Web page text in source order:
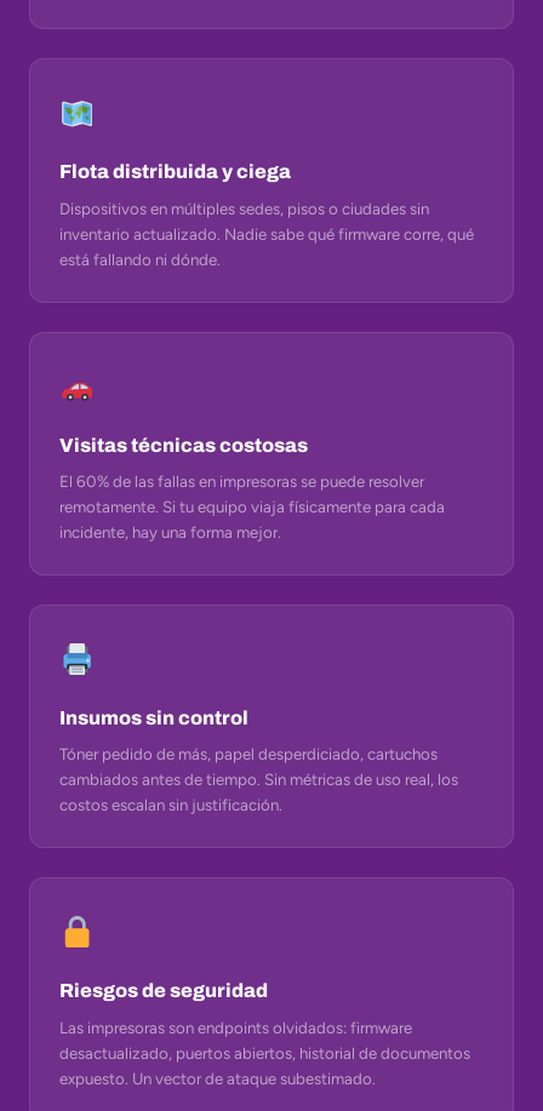
Flota distribuida y ciega
Dispositivos en múltiples sedes, pisos o ciudades sin
inventario actualizado. Nadie sabe qué firmware corre, qué
está fallando ni dónde.
Visitas técnicas costosas
El 60% de las fallas en impresoras se puede resolver
remotamente. Si tu equipo viaja físicamente para cada
incidente, hay una forma mejor.
Insumos sin control
Tóner pedido de más, papel desperdiciado, cartuchos
cambiados antes de tiempo. Sin métricas de uso real, los
costos escalan sin justificación.
Riesgos de seguridad
Las impresoras son endpoints olvidados: firmware
desactualizado, puertos abiertos, historial de documentos
expuesto. Un vector de ataque subestimado.